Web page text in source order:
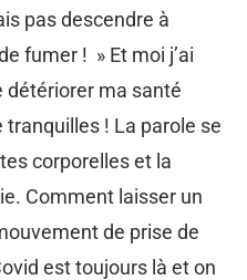
pas descendre à
fumer ! » Et moi j’ai
détériorer ma santé
! La parole se
corporelles et la
Comment laisser un
de prise de
est toujours là et on